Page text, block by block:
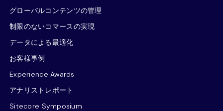
グローバルコンテンツの管理
制限のないコマースの実現
データによる最適化
お客様事例
Experience Awards
アナリストレポート
Sitecore Symposium